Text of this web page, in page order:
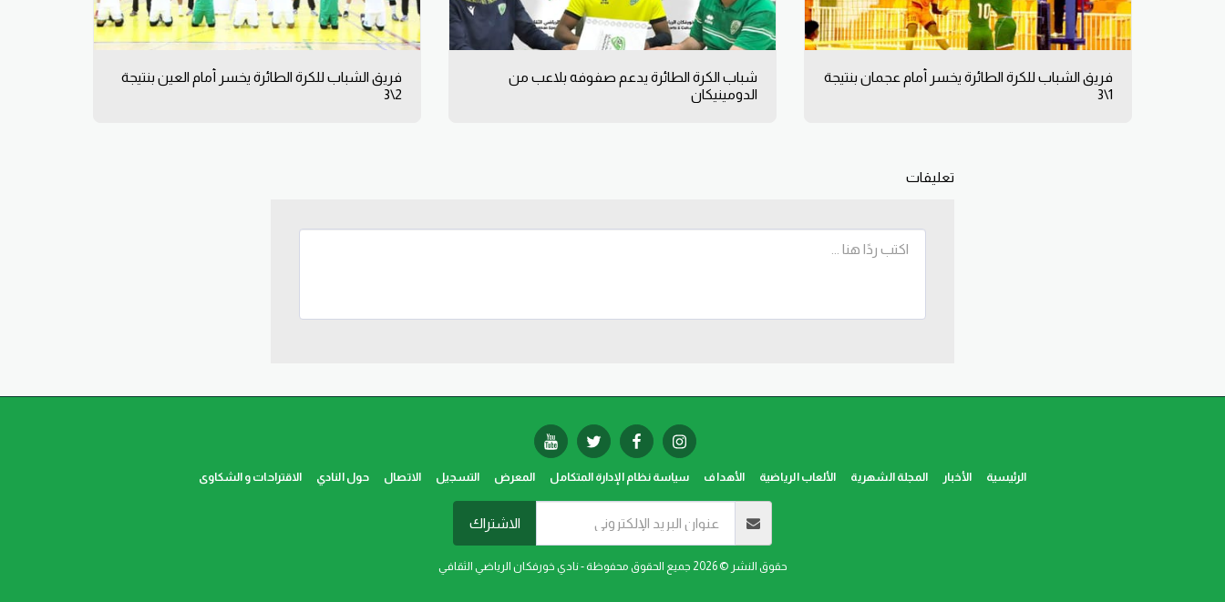
فريق الشباب للكرة الطائرة يخسر أمام عجمان بنتيجة
1\3
شباب الكرة الطائرة يدعم صفوفه بلاعب من
الدومينيكان
فريق الشباب للكرة الطائرة يخسر أمام العين بنتيجة
2\3
تعليقات
الرئيسية الأخبار المجلة الشهرية الألعاب الرياضية الأهداف سياسة نظام الإدارة المتكامل المعرض التسجيل الاتصال حول النادي الاقتراحات و الشكاوى
الاشتراك
حقوق النشر © 2026 جميع الحقوق محفوظة - نادي خورفكان الرياضي الثقافي